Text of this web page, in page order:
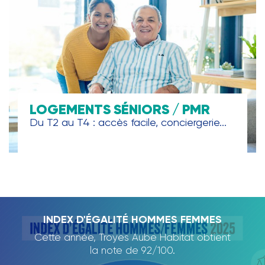
LOGEMENTS SÉNIORS / PMR
Du T2 au T4 : accès facile, conciergerie...
INDEX D'ÉGALITÉ HOMMES FEMMES
Cette année, Troyes Aube Habitat obtient
la note de 92/100.
RAPPORT D'ACTIVITÉ 2024
Nous avons le plaisir de vous présenter
notre rapport d'activité 2024., qui dresse
TROYES AUBE HABITAT, PARTENAIRE DE
L'ECOLE DE LA DEUXIÈME
CHANCE